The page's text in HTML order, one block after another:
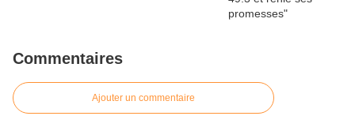
Commentaires
Ajouter un commentaire